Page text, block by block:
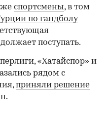
спортсмены, в том
по гандболу
поступать.
«Хатайспор» и
рядом с
приняли решение